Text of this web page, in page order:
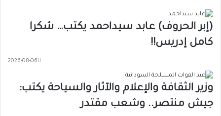
(إبر الحروف) عابد سيداحمد يكتب… شكرا
كامل إدريس!!
2026-08-06
وزير الثقافة والإعلام والآثار والسياحة يكتب:
جيش منتصر.. وشعب مقتدر